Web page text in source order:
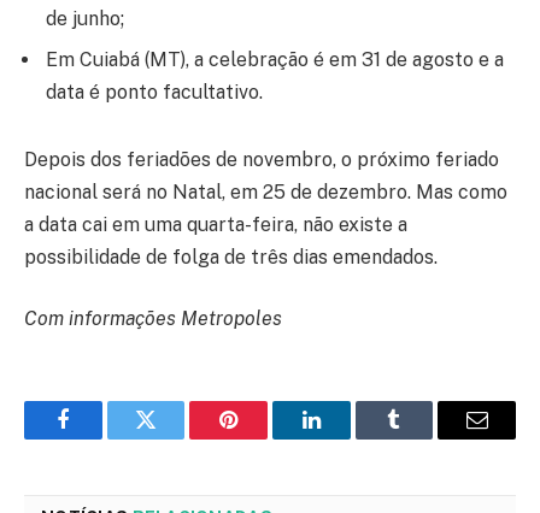
de junho;
Em Cuiabá (MT), a celebração é em 31 de agosto e a
data é ponto facultativo.
Depois dos feriadões de novembro, o próximo feriado
nacional será no Natal, em 25 de dezembro. Mas como
a data cai em uma quarta-feira, não existe a
possibilidade de folga de três dias emendados.
Com informações Metropoles
FacebookTwitter Pinterest LinkedInTumblr Email